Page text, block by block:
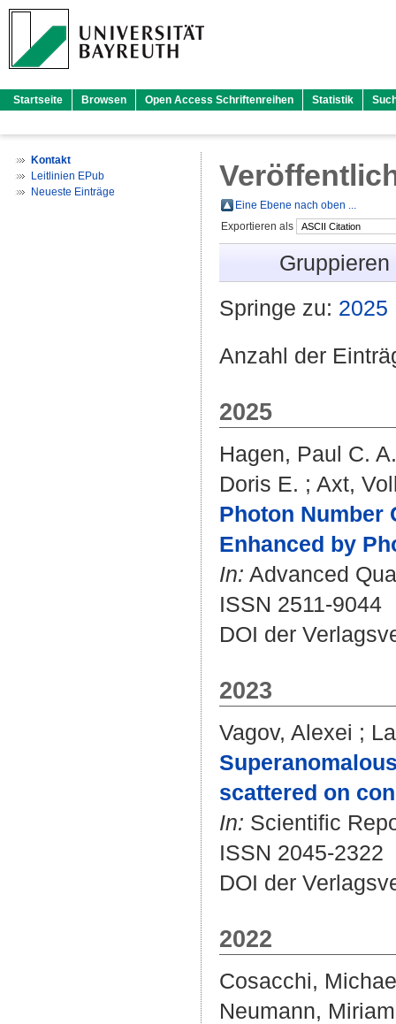
Startseite Browsen Open Access Schriftenreihen Statistik
Kontakt
Leitlinien EPub
Neueste Einträge
Eine Ebene nach oben ...
Exportieren als
Springe zu: 2025
Anzahl der
2025
Hagen, Paul C. A.
Doris E. ; Axt,
Photon Number
Enhanced by
In: Advanced
ISSN 2511-9044
DOI der
2023
Vagov, Alexei ;
scattered on
In: Scientific
ISSN 2045-2322
DOI der
2022
Cosacchi,
Neumann, Miriam